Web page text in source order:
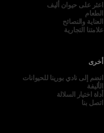
اعثر على حيوان أليف
الطعام
العناية والنصائح
علامتنا التجارية
أخرى
انضم إلى نادي بورينا للحيوانات
الأليفة
أداة اختيار السلالة
اتصل بنا